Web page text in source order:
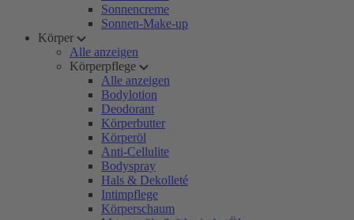
Sonnencreme
Sonnen-Make-up
Körper
Alle anzeigen
Körperpflege
Alle anzeigen
Bodylotion
Deodorant
Körperbutter
Körperöl
Anti-Cellulite
Bodyspray
Hals & Dekolleté
Intimpflege
Körperschaum